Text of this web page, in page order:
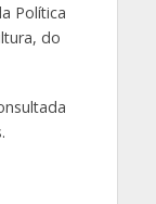
Política
do